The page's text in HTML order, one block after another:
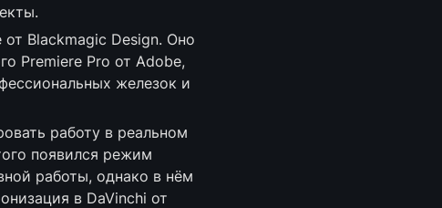
Blackmagic Design. Оно
Premiere Pro от Adobe,
железок и
работу в реальном
появился режим
работы, однако в нём
в DaVinchi от